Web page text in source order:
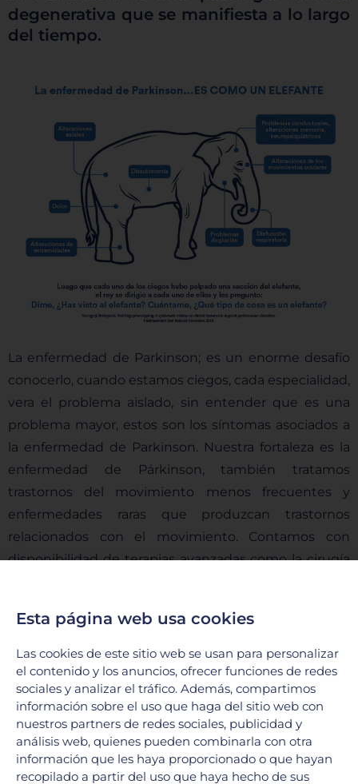
degenerativa que se manifiesta a lo largo
del tiempo.
La enfermedad de Parkinson; es un enorme desafío
conocerlo, cuando estamos ciegos, cada especialidad,
vera el problema aislado, sin entender que es una
problema mayor, estos son los síntomas asociados a
la enfermedad de Parkinson. Nuestra fortaleza es la
enfermedad de Párkinson, también tratamos
trastornos del movimiento menos frecuentes y
enfermedades raras que produzcan trastornos
relacionados con el movimiento. Contamos con
disponibilidad de terapias avanzadas como la cirugía
Esta página web usa cookies
Las cookies de este sitio web se usan para personalizar
el contenido y los anuncios, ofrecer funciones de redes
sociales y analizar el tráfico. Además, compartimos
información sobre el uso que haga del sitio web con
nuestros partners de redes sociales, publicidad y
análisis web, quienes pueden combinarla con otra
información que les haya proporcionado o que hayan
recopilado a partir del uso que haya hecho de sus